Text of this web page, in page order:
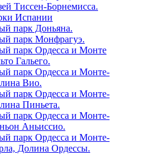
Тиссен-Борнемисса.
Испании
парк Доньяна.
парк Монфрагуэ.
парк Ордесса и Монте
Гальего.
парк Ордесса и Монте-
Вио.
парк Ордесса и Монте-
Пиньета.
парк Ордесса и Монте-
Аньиссио.
парк Ордесса и Монте-
Долина Ордессы.